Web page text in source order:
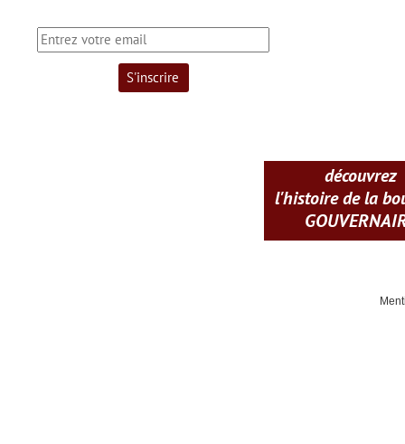
découvrez
l'histoire de la